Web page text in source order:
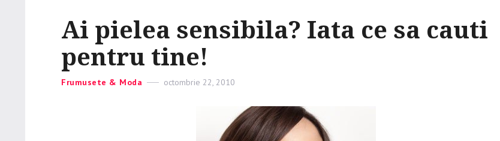
Ai pielea sensibila? Iata ce sa cauti
pentru tine!
Categories
Frumusete & Moda
Posted
octombrie 22, 2010